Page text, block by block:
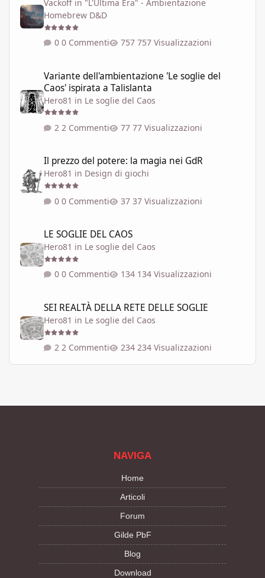
Vackoff in "L'Ultima Era" - Ambientazione
Homebrew D&D
0 Commenti 757 Visualizzazioni
Variante dell'ambientazione 'Le soglie del
Caos' ispirata a Talislanta
Hero81 in Le soglie del Caos
2 Commenti 77 Visualizzazioni
Il prezzo del potere: la magia nei GdR
Hero81 in Design di giochi
0 Commenti 37 Visualizzazioni
LE SOGLIE DEL CAOS
Hero81 in Le soglie del Caos
0 Commenti 134 Visualizzazioni
SEI REALTÀ DELLA RETE DELLE SOGLIE
Hero81 in Le soglie del Caos
2 Commenti 234 Visualizzazioni
NAVIGA
Home
Articoli
Forum
Gilde PbF
Blog
Download